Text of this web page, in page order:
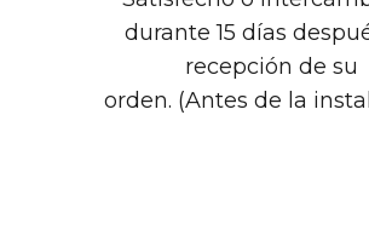
durante 15 días
recepción de su
orden. (Antes de la